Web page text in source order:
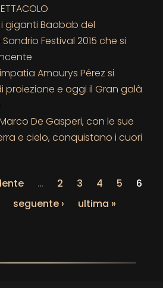
giganti Baobab del
Festival 2015 che si
Amaurys Pérez si
proiezione e oggi il Gran galà
De Gasperi, con le sue
e cielo, conquistano i cuori
… 2 3 4 5
6
seguente › ultima »